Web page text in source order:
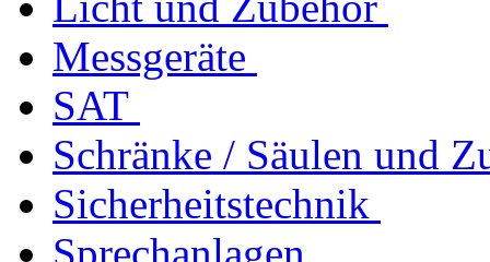
Messgeräte
SAT
Schränke / Säulen und
Sicherheitstechnik
Sprechanlagen